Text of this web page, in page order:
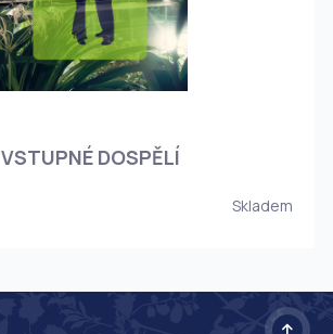
VSTUPNÉ DOSPĚLÍ
Skladem